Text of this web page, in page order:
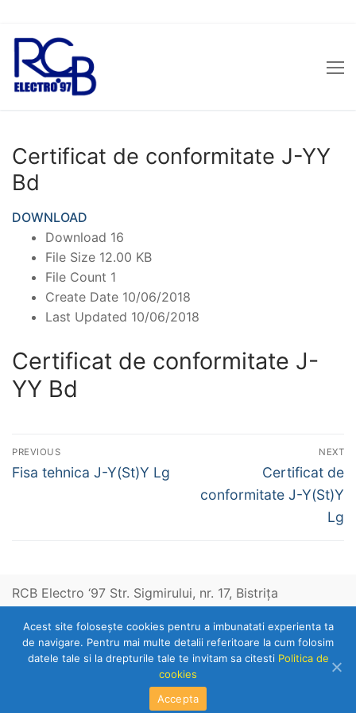
Sari
conținut
Certificat de conformitate J-YY
Bd
DOWNLOAD
Download 16
File Size 12.00 KB
File Count 1
Create Date 10/06/2018
Last Updated 10/06/2018
Certificat de conformitate J-
YY Bd
Navigare
în
PREVIOUS
Previous
Fisa tehnica J-Y(St)Y Lg
NEXT
Next
post:
Certificat de
conformitate J-Y(St)Y
Lg
RCB Electro ‘97 Str. Sigmirului, nr. 17, Bistriţa
Telefon: 0263-236153
Copyright © 2026 RCB Electro 97
Acest site foloseşte cookies pentru a imbunatati experienta ta
de navigare. Pentru mai multe detalii referitoare la cum folosim
datele tale si la drepturile tale te invitam sa citesti Politica de
cookies
Accepta